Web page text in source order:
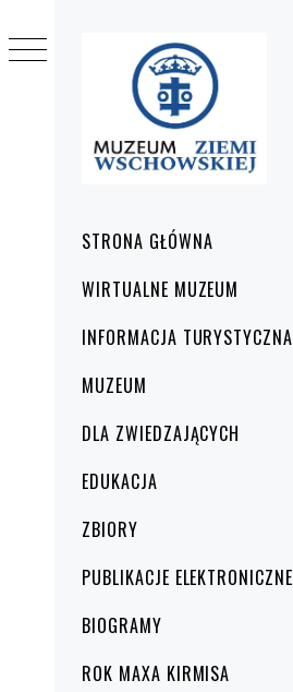
główneSTRONA GŁÓWNA
WIRTUALNE MUZEUM
INFORMACJA TURYSTYCZNA
MUZEUM
DLA ZWIEDZAJĄCYCH
EDUKACJA
ZBIORY
PUBLIKACJE ELEKTRONICZNE
BIOGRAMY
ROK MAXA KIRMISA